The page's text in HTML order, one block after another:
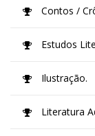
Contos /
Estudos
Ilustração.
Literatura